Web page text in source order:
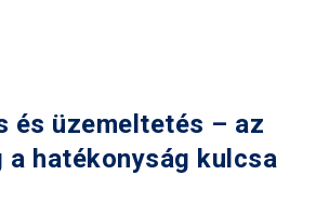
és üzemeltetés – az
a hatékonyság kulcsa